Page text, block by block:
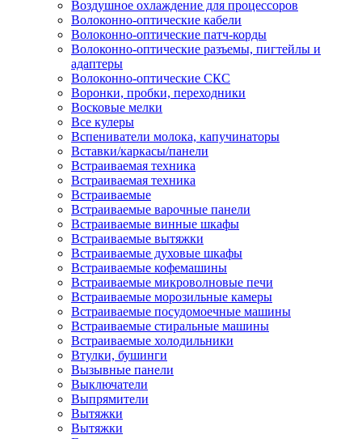
Воздушное охлаждение для процессоров
Волоконно-оптические кабели
Волоконно-оптические патч-корды
Волоконно-оптические разъемы, пигтейлы и
адаптеры
Волоконно-оптические СКС
Воронки, пробки, переходники
Восковые мелки
Все кулеры
Вспениватели молока, капучинаторы
Вставки/каркасы/панели
Встраиваемая техника
Встраиваемая техника
Встраиваемые
Встраиваемые варочные панели
Встраиваемые винные шкафы
Встраиваемые вытяжки
Встраиваемые духовые шкафы
Встраиваемые кофемашины
Встраиваемые микроволновые печи
Встраиваемые морозильные камеры
Встраиваемые посудомоечные машины
Встраиваемые стиральные машины
Встраиваемые холодильники
Втулки, бушинги
Вызывные панели
Выключатели
Выпрямители
Вытяжки
Вытяжки